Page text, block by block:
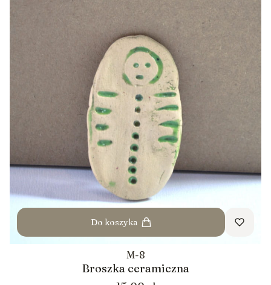
Do koszyka
M-8
Broszka ceramiczna